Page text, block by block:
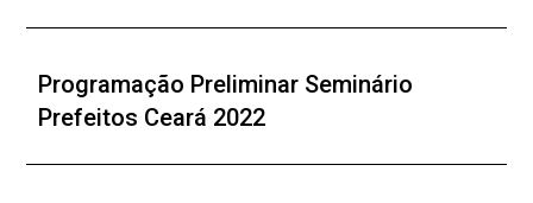
Programação Preliminar Seminário
Prefeitos Ceará 2022